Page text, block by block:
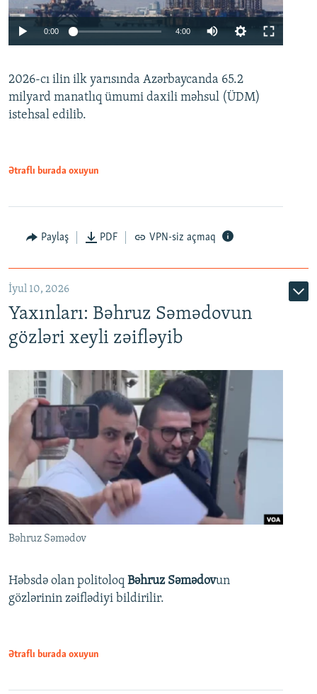
Auto 240p 360p 480p
0:00 4:00
360p
480p
2026-cı ilin ilk yarısında Azərbaycanda 65.2
milyard manatlıq ümumi daxili məhsul (ÜDM)
istehsal edilib.
Ətraflı burada oxuyun
Paylaş PDF VPN-siz açmaq
İyul 10, 2026
Yaxınları: Bəhruz Səmədovun
gözləri xeyli zəifləyib
Bəhruz Səmədov
Həbsdə olan politoloq Bəhruz Səmədovun
gözlərinin zəiflədiyi bildirilir.
Ətraflı burada oxuyun